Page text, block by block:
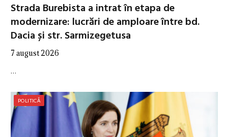
Strada Burebista a intrat în etapa de
modernizare: lucrări de amploare între bd.
Dacia și str. Sarmizegetusa
7 august 2026
…
POLITICĂ